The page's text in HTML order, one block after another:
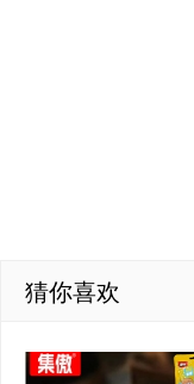
猜你喜欢